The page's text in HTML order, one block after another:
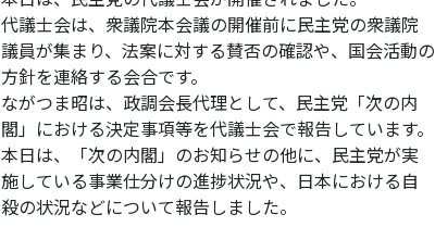
代議士会は、衆議院本会議の開催前に民主党の衆議院
議員が集まり、法案に対する賛否の確認や、国会活動の
方針を連絡する会合です。
ながつま昭は、政調会長代理として、民主党「次の内
閣」における決定事項等を代議士会で報告しています。
本日は、「次の内閣」のお知らせの他に、民主党が実
施している事業仕分けの進捗状況や、日本における自
殺の状況などについて報告しました。